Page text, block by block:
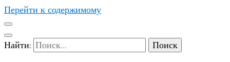
Перейти к содержимому
Найти: